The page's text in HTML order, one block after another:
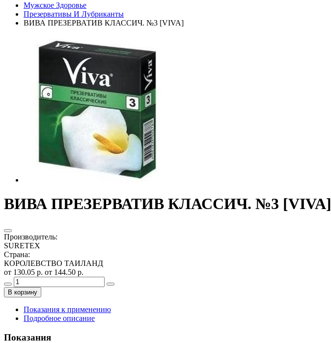
Мужское Здоровье
Презервативы И Лубриканты
ВИВА ПРЕЗЕРВАТИВ КЛАССИЧ. №3 [VIVA]
ВИВА ПРЕЗЕРВАТИВ КЛАССИЧ. №3 [VIVA]
Производитель:
SURETEX
Страна:
КОРОЛЕВСТВО ТАИЛАНД
от 130.05 р. от 144.50 р.
В корзину
Показания к применению
Подробное описание
Показания